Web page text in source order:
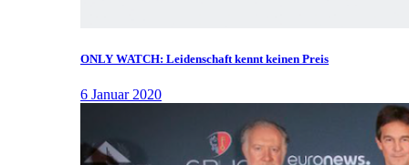
ONLY WATCH: Leidenschaft kennt keinen Preis
6 Januar 2020